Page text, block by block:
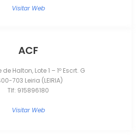
Visitar Web
ACF
Halton, Lote 1 – 1º Escrt. G
703 Leiria (LEIRIA)
Tlf: 915896180
Visitar Web